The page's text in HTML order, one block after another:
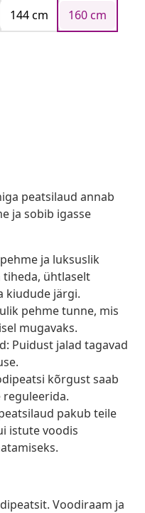
144 cm
160 cm
peatsilaud annab
ja sobib igasse
ja luksuslik
tiheda, ühtlaselt
kiudude järgi.
pehme tunne, mis
mugavaks.
Puidust jalad tagavad
kõrgust saab
reguleerida.
pakub teile
istute voodis
Voodiraam ja